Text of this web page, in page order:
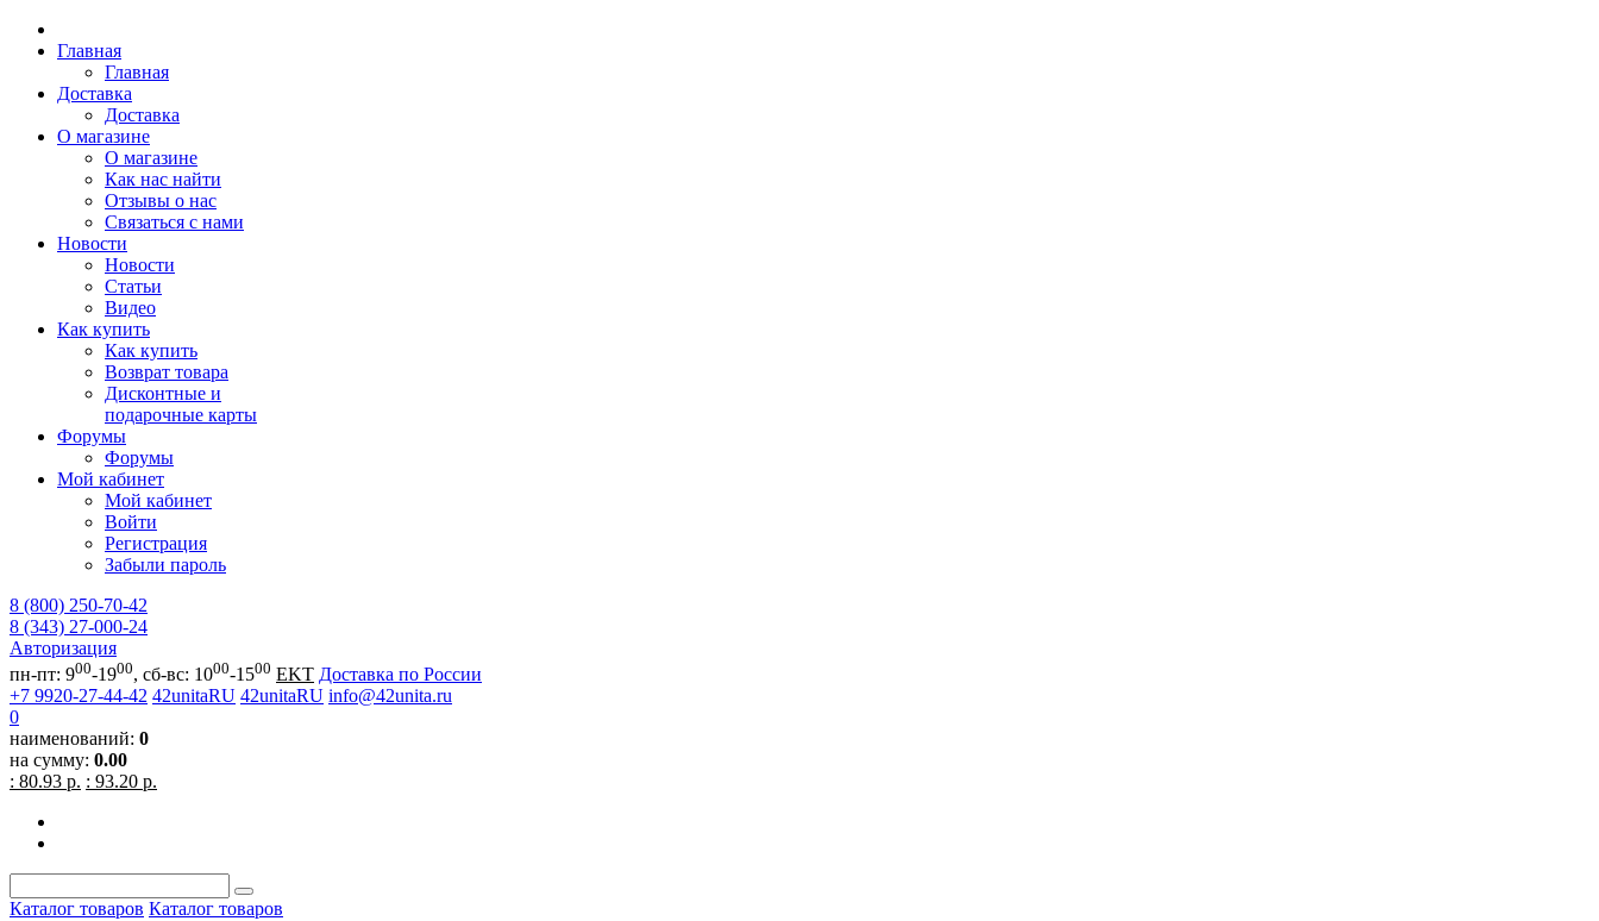
Главная
Главная
Доставка
Доставка
О магазине
О магазине
Как нас найти
Отзывы о нас
Связаться с нами
Новости
Новости
Статьи
Видео
Как купить
Как купить
Возврат товара
Дисконтные и
подарочные карты
Форумы
Форумы
Мой кабинет
Мой кабинет
Войти
Регистрация
Забыли пароль
8 (800) 250-70-42
8 (343) 27-000-24
Авторизация
пн-пт: 900-1900, сб-вс: 1000-1500 EKT Доставка по России
+7 9920-27-44-42 42unitaRU 42unitaRU info@42unita.ru
0
наименований: 0
на сумму: 0.00
: 80.93 р. : 93.20 р.
Каталог товаров Каталог товаров